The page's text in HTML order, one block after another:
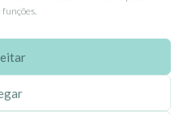
Dumbanengue, Lda.